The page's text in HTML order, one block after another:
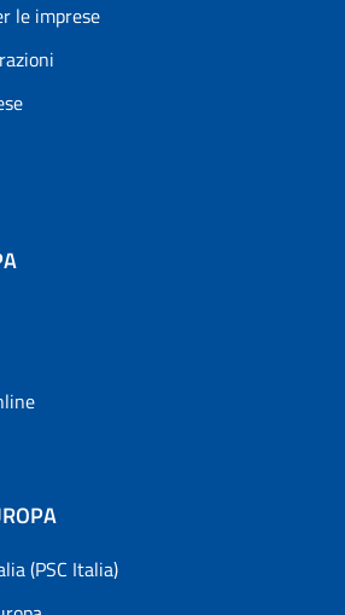
le imprese
(PSC Italia)